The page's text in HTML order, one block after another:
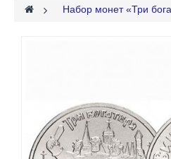
> Набор монет «Три